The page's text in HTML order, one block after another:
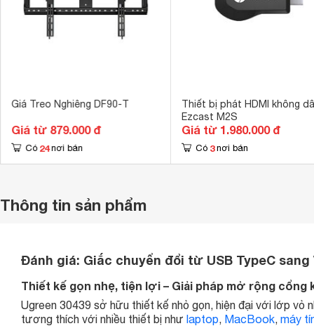
Giá Treo Nghiêng DF90-T
Giá từ 879.000 đ
Có 24 nơi bán
Thiết bị phát HDMI không
Ezcast M2S
Giá từ 1.980.000 đ
Có 3 nơi bán
Thông tin sản phẩm
Đánh giá: Giắc chuyển đổi từ USB TypeC sang
Thiết kế gọn nhẹ, tiện lợi – Giải pháp mở rộng cổng
Ugreen 30439 sở hữu thiết kế nhỏ gọn, hiện đại với lớp
tương thích với nhiều thiết bị như laptop, MacBook, máy